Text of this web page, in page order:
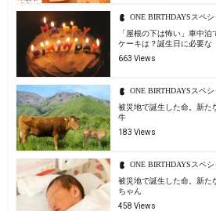
ONE BIRTHDAYSスペ
「屋根の下は怖い」車中泊
ケーキは？誕生日に必要な
663 Views
ONE BIRTHDAYSスペ
被災地で誕生した命。新た
牛
183 Views
ONE BIRTHDAYSスペ
被災地で誕生した命。新た
ちゃん
458 Views